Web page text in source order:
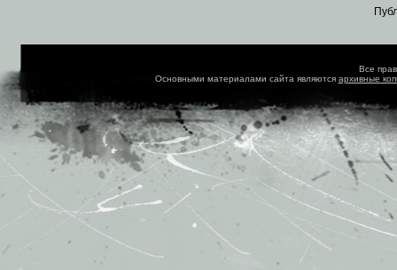
Все
Основными материалами сайта являются архивные